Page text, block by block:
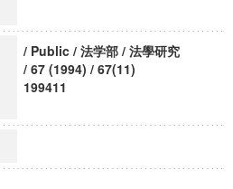
/ Public / 法学部 / 法學研究
/ 67 (1994) / 67(11)
199411